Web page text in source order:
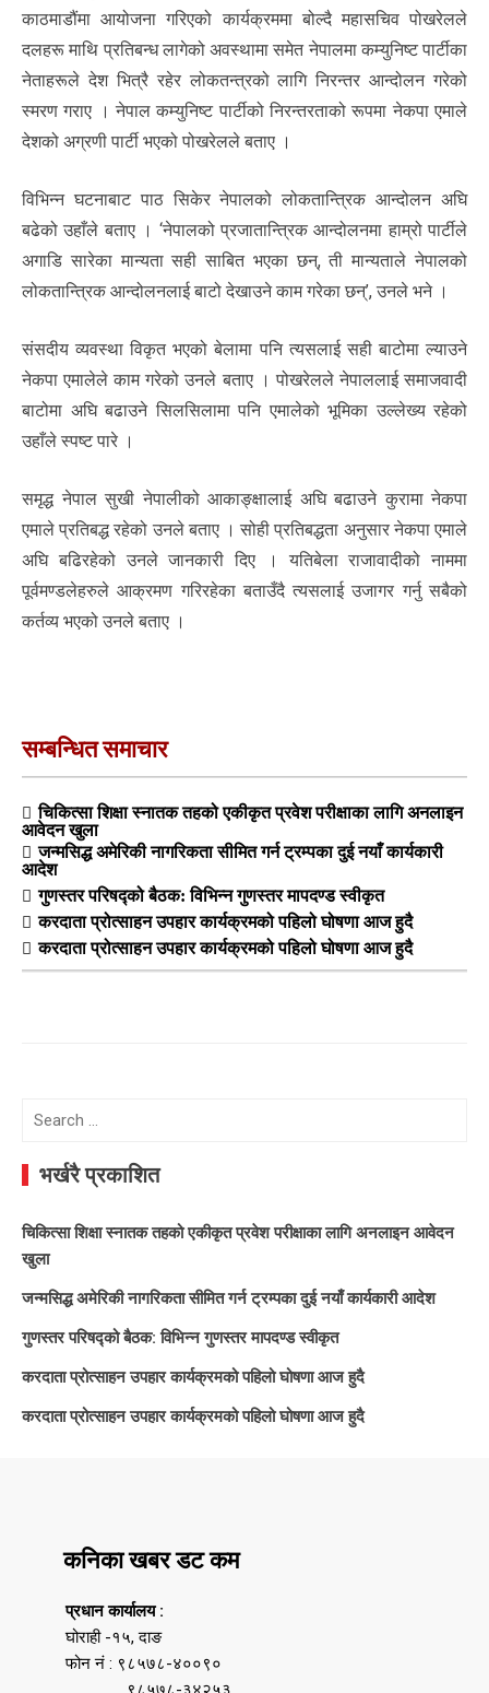
काठमाडौंमा आयोजना गरिएको कार्यक्रममा बोल्दै महासचिव पोखरेलले
दलहरू माथि प्रतिबन्ध लागेको अवस्थामा समेत नेपालमा कम्युनिष्ट पार्टीका
नेताहरूले देश भित्रै रहेर लोकतन्त्रको लागि निरन्तर आन्दोलन गरेको
स्मरण गराए । नेपाल कम्युनिष्ट पार्टीको निरन्तरताको रूपमा नेकपा एमाले
देशको अग्रणी पार्टी भएको पोखरेलले बताए ।
विभिन्न घटनाबाट पाठ सिकेर नेपालको लोकतान्त्रिक आन्दोलन अघि
बढेको उहाँले बताए । ‘नेपालको प्रजातान्त्रिक आन्दोलनमा हाम्रो पार्टीले
अगाडि सारेका मान्यता सही साबित भएका छन्, ती मान्यताले नेपालको
लोकतान्त्रिक आन्दोलनलाई बाटो देखाउने काम गरेका छन्’, उनले भने ।
संसदीय व्यवस्था विकृत भएको बेलामा पनि त्यसलाई सही बाटोमा ल्याउने
नेकपा एमालेले काम गरेको उनले बताए । पोखरेलले नेपाललाई समाजवादी
बाटोमा अघि बढाउने सिलसिलामा पनि एमालेको भूमिका उल्लेख्य रहेको
उहाँले स्पष्ट पारे ।
समृद्ध नेपाल सुखी नेपालीको आकाङ्क्षालाई अघि बढाउने कुरामा नेकपा
एमाले प्रतिबद्ध रहेको उनले बताए । सोही प्रतिबद्धता अनुसार नेकपा एमाले
अघि बढिरहेको उनले जानकारी दिए । यतिबेला राजावादीको नाममा
पूर्वमण्डलेहरुले आक्रमण गरिरहेका बताउँदै त्यसलाई उजागर गर्नु सबैको
कर्तव्य भएको उनले बताए ।
सम्बन्धित समाचार
चिकित्सा शिक्षा स्नातक तहको एकीकृत प्रवेश परीक्षाका लागि अनलाइन
आवेदन खुला
जन्मसिद्ध अमेरिकी नागरिकता सीमित गर्न ट्रम्पका दुई नयाँ कार्यकारी
आदेश
गुणस्तर परिषद्को बैठक: विभिन्न गुणस्तर मापदण्ड स्वीकृत
करदाता प्रोत्साहन उपहार कार्यक्रमको पहिलो घोषणा आज हुदै
करदाता प्रोत्साहन उपहार कार्यक्रमको पहिलो घोषणा आज हुदै
Search
भर्खरै प्रकाशित
चिकित्सा शिक्षा स्नातक तहको एकीकृत प्रवेश परीक्षाका लागि अनलाइन आवेदन
खुला
जन्मसिद्ध अमेरिकी नागरिकता सीमित गर्न ट्रम्पका दुई नयाँ कार्यकारी आदेश
गुणस्तर परिषद्को बैठक: विभिन्न गुणस्तर मापदण्ड स्वीकृत
करदाता प्रोत्साहन उपहार कार्यक्रमको पहिलो घोषणा आज हुदै
करदाता प्रोत्साहन उपहार कार्यक्रमको पहिलो घोषणा आज हुदै
कनिका खबर डट कम
प्रधान कार्यालय :
घोराही -१५, दाङ
फोन नं : ९८५७८-४००९०